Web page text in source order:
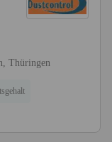
Thüringen